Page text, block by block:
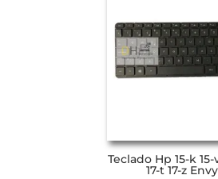
Teclado Hp 15-k 15-
17-t 17-z